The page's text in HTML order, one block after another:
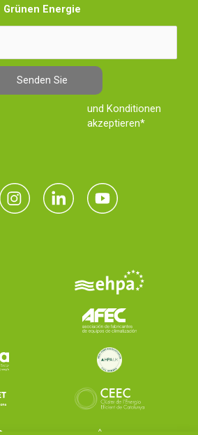
Grünen Energie
Senden Sie
und Konditionen
akzeptieren*